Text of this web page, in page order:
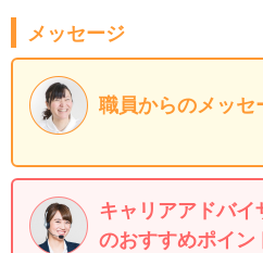
メッセージ
職員からのメッセ
キャリアアドバイ
のおすすめポイン